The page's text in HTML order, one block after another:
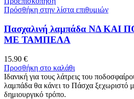
Πρόσθήκη στην λίστα επιθυμιών
Πασχαλινή λαμπάδα ΝΔ
ΜΕ ΤΑΜΠΕΛΑ
15.90 €
Προσθήκη στο καλάθι
Ιδανική για τους λάτρεις του
λαμπάδα θα κάνει το Πάσχα ξεχωριστό
δημιουργικό τρόπο.